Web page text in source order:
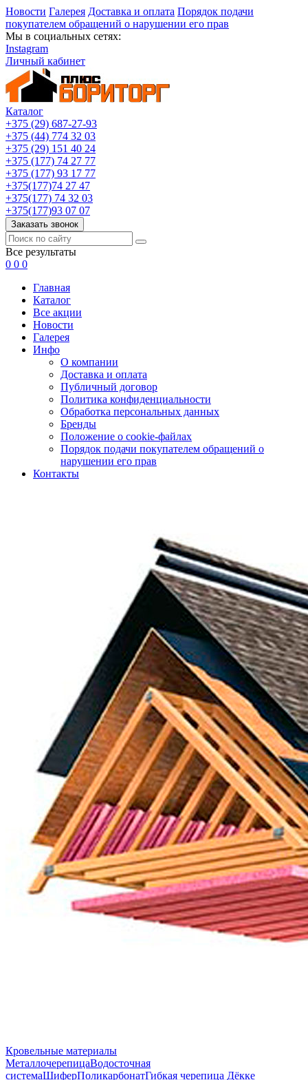
Новости Галерея Доставка и оплата Порядок подачи
покупателем обращений о нарушении его прав
Мы в социальных сетях:
Instagram
Личный кабинет
Каталог
+375 (29) 687-27-93
+375 (44) 774 32 03
+375 (29) 151 40 24
+375 (177) 74 27 77
+375 (177) 93 17 77
+375(177)74 27 47
+375(177) 74 32 03
+375(177)93 07 07
Заказать звонок
Все результаты
0 0 0
Главная
Каталог
Все акции
Новости
Галерея
Инфо
О компании
Доставка и оплата
Публичный договор
Политика конфиденциальности
Обработка персональных данных
Бренды
Положение о cookie-файлах
Порядок подачи покупателем обращений о
нарушении его прав
Контакты
Кровельные материалы
МеталлочерепицаВодосточная
системаШиферПоликарбонатГибкая черепица Дёкке